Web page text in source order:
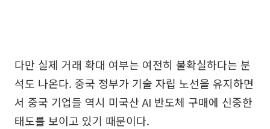
다만 실제 거래 확대 여부는 여전히 불확실하다는 분
석도 나온다. 중국 정부가 기술 자립 노선을 유지하면
서 중국 기업들 역시 미국산 AI 반도체 구매에 신중한
태도를 보이고 있기 때문이다.